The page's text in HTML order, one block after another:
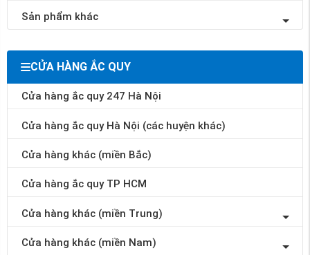
Sản phẩm khác
CỬA HÀNG ẮC QUY
Cửa hàng ắc quy 247 Hà Nội
Cửa hàng ắc quy Hà Nội (các huyện khác)
Cửa hàng khác (miền Bắc)
Cửa hàng ắc quy TP HCM
Cửa hàng khác (miền Trung)
Cửa hàng khác (miền Nam)